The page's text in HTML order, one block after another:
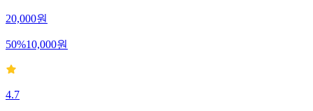
20,000원
50%10,000원
4.7